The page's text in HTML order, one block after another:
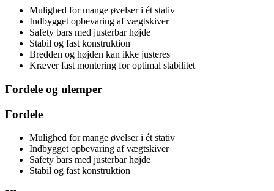
Mulighed for mange øvelser i ét stativ
Indbygget opbevaring af vægtskiver
Safety bars med justerbar højde
Stabil og fast konstruktion
Bredden og højden kan ikke justeres
Kræver fast montering for optimal stabilitet
Fordele og ulemper
Fordele
Mulighed for mange øvelser i ét stativ
Indbygget opbevaring af vægtskiver
Safety bars med justerbar højde
Stabil og fast konstruktion